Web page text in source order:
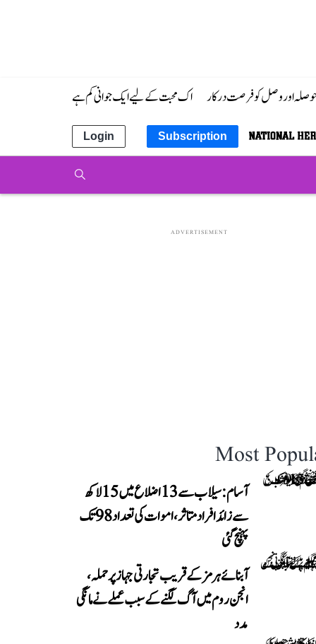
حوصلہ اور وصل کو فرصت درکار اک محبت کے لیے ایک جوانی کم ہے
Subscription
Login
ADVERTISEMENT
Most
آسام: سیلاب سے 13 اضلاع میں 15 لاکھ
سے زائد افراد متاثر، اموات کی تعداد 98 تک
پہنچ گئی
آبنائے ہرمز کے قریب تجارتی جہاز پر حملہ،
انجن روم میں آگ لگنے کے سبب عملے نے مانگی
مدد